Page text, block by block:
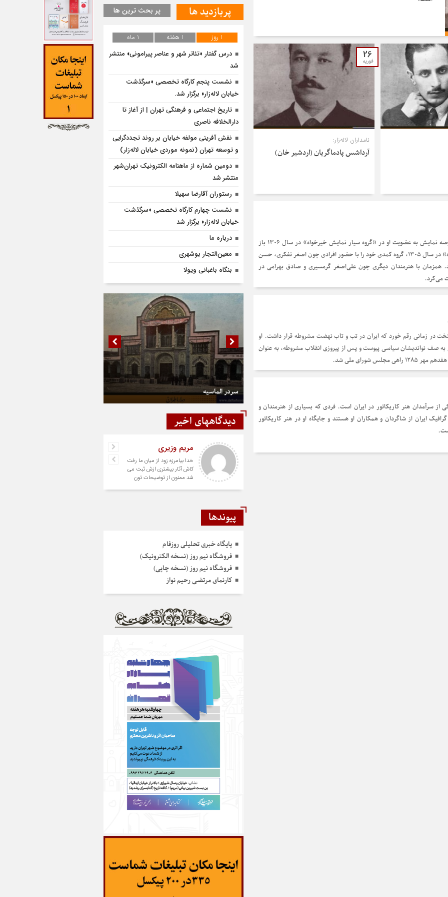
26
فوریه
نامداران لاله‌زار:
آرداشس پادماگریان (اردشیر خان)
حضور جدی تفکری در عرصه نمایش به عضویت او در «گروه سیار نمایش خیرخواه» در سال ۱۳۰۶ باز
می‌گردد. «حسین خیرخواه» در سال ۱۳۰۵، گروه کمدی خود را با حضور افرادی چون اصغر تفکری، حسن
همزمان با هنرمندان دیگری چون علی‌اصغر گرمسیری و صادق بهرامی در
می‌کرد.
در زمانی رقم خورد که ایران در تب و تاب نهضت مشروطه قرار داشت. او
صف نواندیشان سیاسی پیوست و پس از پیروزی انقلاب مشروطه، به عنوان
شورای ملی شد.
سرآمدان هنر کاریکاتور در ایران است. فردی که بسیاری از هنرمندان و
گرافیک ایران از شاگردان و همکاران او هستند و جایگاه او در هنر کاریکاتور
پربازدید ها پر بحث ترین ها
1 روز 1 هفته
1 ماه
درس‌ گفتار «تئاتر شهر و عناصر پیرامونی» منتشر
شد
نشست پنجم کارگاه تخصصی «سرگذشت
خیابان لاله‌زار» برگزار شد.
تاریخ اجتماعی و فرهنگی تهران | از آغاز تا
دارالخلافه ناصری
نقش آفرینی مولفه خیابان بر روند تجددگرایی
و توسعه تهران (نمونه موردی خیابان لاله‌زار)
دومین شماره از ماهنامه الکترونیک تهران‌شهر
منتشر شد
رستوران آقارضا سهیلا
نشست چهارم کارگاه تخصصی «سرگذشت
خیابان لاله‌زار» برگزار شد
درباره ما
معین‌التجار بوشهری
بنگاه باغبانی ویولا
سردر الماسیه
دیدگاههای اخیر
مریم وزیری
خدا بیامرزه زود از میان ما رفت
کاش آثار بیشتری ازش ثبت می
شد ممنون از توضیحات تون
پیوندها
پایگاه خبری تحلیلی روزفام
فروشگاه نیم روز (نسخه الکترونیک)
فروشگاه نیم روز (نسخه چاپی)
کارنمای مرتضی رحیم نواز